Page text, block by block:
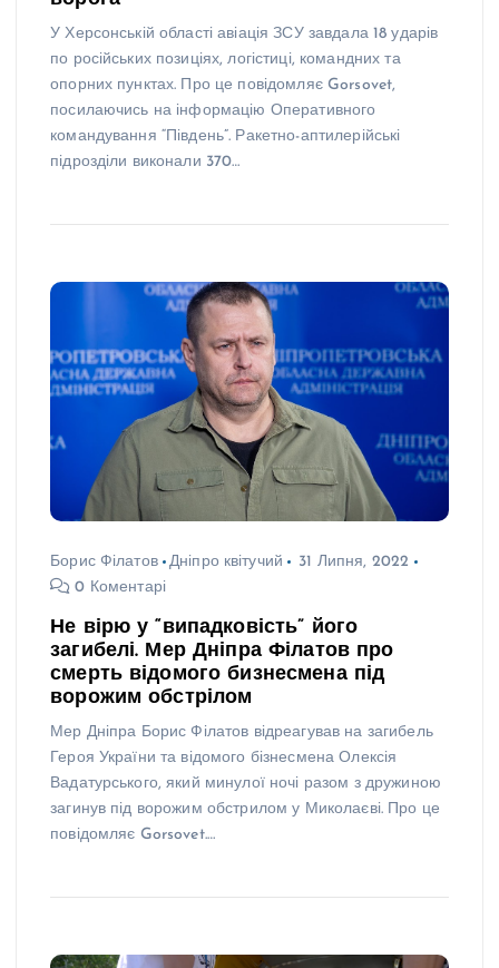
У Херсонській області авіація ЗСУ завдала 18 ударів
по російських позиціях, логістиці, командних та
опорних пунктах. Про це повідомляє Gorsovet,
посилаючись на інформацію Оперативного
командування “Південь”. Ракетно-аптилерійські
підрозділи виконали 370…
Борис Філатов Дніпро квітучий
31 Липня, 2022
0 Коментарі
Не вірю у “випадковість” його
загибелі. Мер Дніпра Філатов про
смерть відомого бизнесмена під
ворожим обстрілом
Мер Дніпра Борис Філатов відреагував на загибель
Героя України та відомого бізнесмена Олексія
Вадатурського, який минулої ночі разом з дружиною
загинув під ворожим обстрилом у Миколаєві. Про це
повідомляє Gorsovet.…